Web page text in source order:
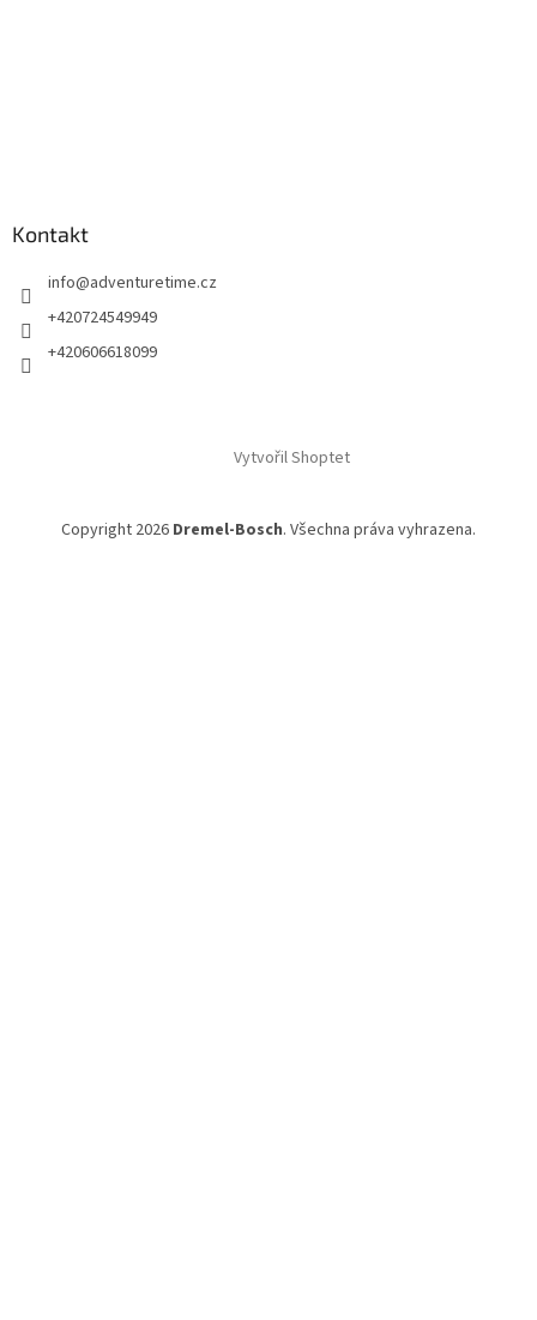
Kontakt
info@adventuretime.cz
+420724549949
+420606618099
Vytvořil Shoptet
Copyright 2026 Dremel-Bosch. Všechna práva vyhrazena.